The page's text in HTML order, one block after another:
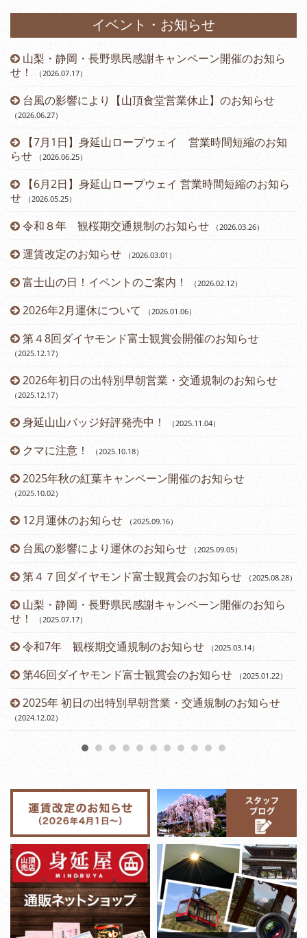
イベント・お知らせ
山梨・静岡・長野県民感謝キャンペーン開催のお知ら
せ！
（2026.07.17）
台風の影響により【山頂食堂営業休止】のお知らせ
（2026.06.27）
【7月1日】身延山ロープウェイ 営業時間短縮のお知
らせ
（2026.06.25）
【6月2日】身延山ロープウェイ 営業時間短縮のお知ら
せ
（2026.05.25）
令和８年 観桜期交通規制のお知らせ （2026.03.26）
運賃改定のお知らせ （2026.03.01 ）
富士山の日！イベントのご案内！ （2026.02.12）
2026年2月運休について （2026.01.06）
第４8回ダイヤモンド富士観賞会開催のお知らせ
（2025.12.17）
2026年初日の出特別早朝営業・交通規制のお知らせ
（2025.12.17）
身延山山バッジ好評発売中！ （2025.11.04）
クマに注意！ （2025.10.18）
2025年秋の紅葉キャンペーン開催のお知らせ
（2025.10.02）
12月運休のお知らせ （2025.09.16）
台風の影響により運休のお知らせ （2025.09.05）
第４７回ダイヤモンド富士観賞会のお知らせ （2025.08.28）
山梨・静岡・長野県民感謝キャンペーン開催のお知ら
せ！
（2025.07.17）
令和7年 観桜期交通規制のお知らせ （2025.03.14）
第46回ダイヤモンド富士観賞会のお知らせ （2025.01.22）
2025年 初日の出特別早朝営業・交通規制のお知らせ
（2024.12.02）